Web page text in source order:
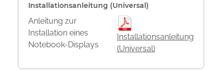
Installationsanleitung (Universal)
Anleitung zur
Installation eines
Notebook-Displays
Installationsanleitung
(Universal)